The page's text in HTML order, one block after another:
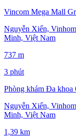
Vincom Mega Mall
Nguyễn Xiển,
Minh, Việt Nam
737 m
3 phút
Phòng khám Đa khoa
Nguyễn Xiển,
Minh, Việt Nam
1,39 km